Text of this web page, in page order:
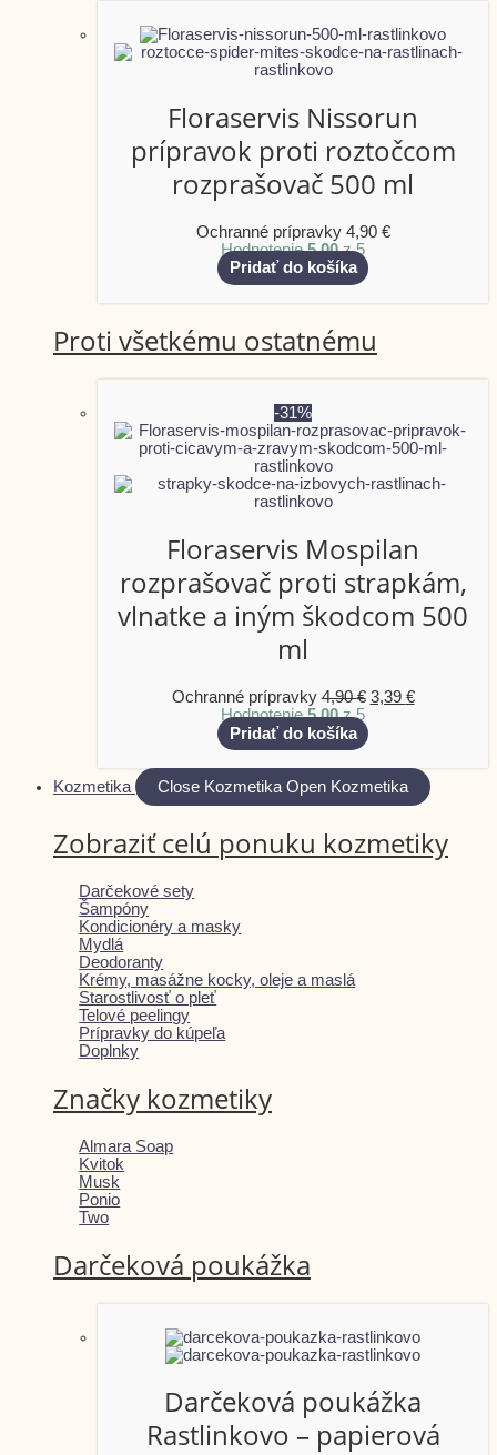
Floraservis Nissorun
prípravok proti roztočcom
rozprašovač 500 ml
Ochranné prípravky 4,90 €
Hodnotenie5.00z 5
Pridať do košíka
Proti všetkému ostatnému
-31%
Floraservis Mospilan
rozprašovač proti strapkám,
vlnatke a iným škodcom 500
ml
Ochranné prípravky4,90€ 3,39 €
Hodnotenie5.00z 5
Pridať do košíka
Kozmetika Close Kozmetika Open Kozmetika
Zobraziť celú ponuku kozmetiky
Darčekové sety
Šampóny
Kondicionéry a masky
Mydlá
Deodoranty
Krémy, masážne kocky, oleje a maslá
Starostlivosť o pleť
Telové peelingy
Prípravky do kúpeľa
Doplnky
Značky kozmetiky
Almara Soap
Kvitok
Musk
Ponio
Two
Darčeková poukážka
Darčeková poukážka
Rastlinkovo – papierová